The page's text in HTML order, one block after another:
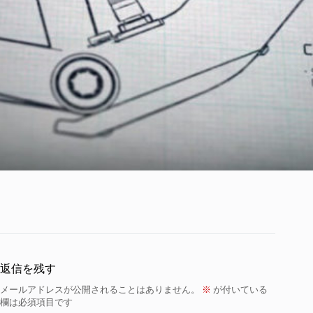
返信を残す
メールアドレスが公開されることはありません。 ※ が付いている
欄は必須項目です